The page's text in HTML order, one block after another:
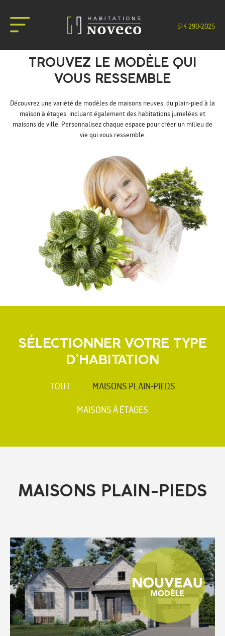
514 290-2025
TROUVEZ LE MODÈLE QUI
VOUS RESSEMBLE
Découvrez une variété de modèles de maisons neuves, du plain-pied à la
maison à étages, incluant également des habitations jumelées et
maisons de ville. Personnalisez chaque espace pour créer un milieu de
vie qui vous ressemble.
SÉLECTIONNER VOTRE TYPE
D’HABITATION
TOUT MAISONS PLAIN-PIEDS
MAISONS À ÉTAGES
MAISONS PLAIN-PIEDS